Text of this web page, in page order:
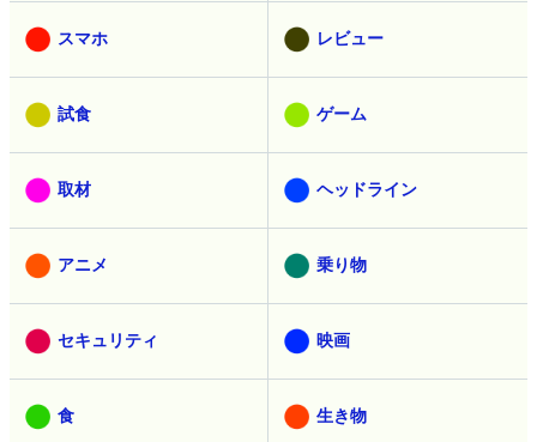
スマホ レビュー
試食 ゲーム
取材 ヘッドライン
アニメ 乗り物
セキュリティ 映画
食 生き物